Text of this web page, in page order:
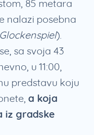
85 metara
nalazi posebna
Glockenspiel).
sa svoja 43
u 11:00,
predstavu koju
a koja
iz gradske